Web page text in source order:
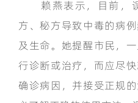
赖燕表示，目前，
方、秘方导致中毒的病
及生命。她提醒市民，
行诊断或治疗，而应尽
确诊病因，并接受正规